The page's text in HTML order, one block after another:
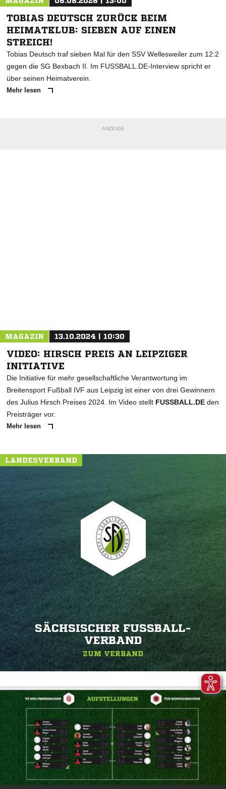
TOBIAS DEUTSCH ZURÜCK BEIM
HEIMATKLUB: SIEBEN AUF EINEN
STREICH!
Tobias Deutsch traf sieben Mal für den SSV Wellesweiler zum 12:2
gegen die SG Bexbach II. Im FUSSBALL.DE-Interview spricht er
über seinen Heimatverein.
Mehr lesen
ANZEIGE
MAGAZIN 13.10.2024 | 10:30
VIDEO: HIRSCH PREIS AN LEIPZIGER
INITIATIVE
Die Initiative für mehr gesellschaftliche Verantwortung im
Breitensport Fußball IVF aus Leipzig ist einer von drei Gewinnern
des Julius Hirsch Preises 2024. Im Video stellt FUSSBALL.DE den
Preisträger vor.
Mehr lesen
LANDESVERBAND
SÄCHSISCHER FUSSBALL-V
ERBAND
ZUM VERBAND